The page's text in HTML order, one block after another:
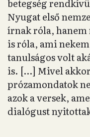
betegség
Nyugat első
írnak róla, hanem
is róla, ami
tanulságos volt
is. […] Mivel
prózamondatok
azok a versek,
dialógust